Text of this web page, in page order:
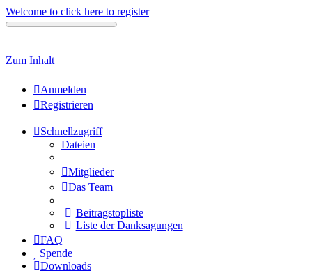
Welcome to click here to register
Zum Inhalt
Anmelden
Registrieren
Schnellzugriff
Dateien
Mitglieder
Das Team
Beitragstopliste
Liste der Danksagungen
FAQ
Spende
Downloads